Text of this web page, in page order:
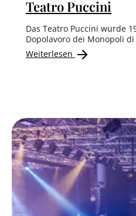
Teatro Puccini
Das Teatro Puccini wurde
Dopolavoro dei Monopoli
Weiterlesen